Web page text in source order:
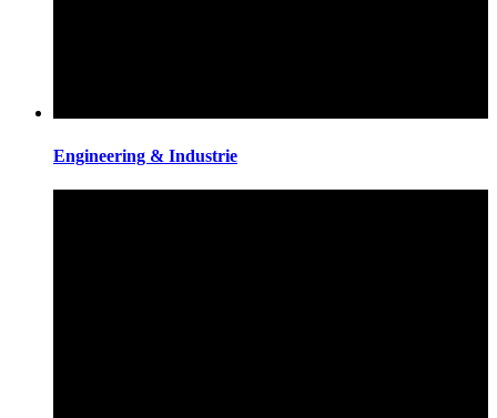
Engineering & Industrie